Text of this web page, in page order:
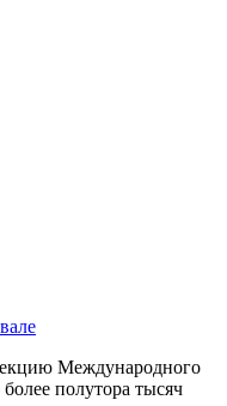
Международного
полутора тысяч